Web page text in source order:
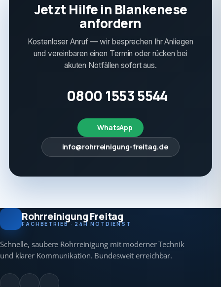
Jetzt Hilfe in Blankenese
anfordern
Kostenloser Anruf — wir besprechen Ihr Anliegen
und vereinbaren einen Termin oder rücken bei
akuten Notfällen sofort aus.
0800 1553 5544
WhatsApp
info@rohrreinigung-freitag.de
Rohrreinigung Freitag
FACHBETRIEB · 24H NOTDIENST
Schnelle, saubere Rohrreinigung mit moderner Technik
und klarer Kommunikation. Bundesweit erreichbar.